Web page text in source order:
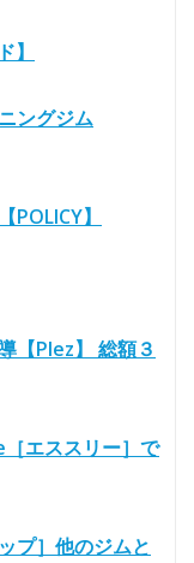
】
ングジム
】
【Plez】 総額３
エススリー］で
プ］他のジムと